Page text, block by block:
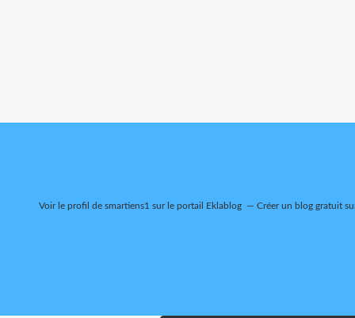
Voir le profil de smartiens1 sur le portail Eklablog Créer un blog gratuit